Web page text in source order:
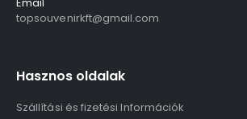
Email
topsouvenirkft@gmail.com
Hasznos oldalak
Szállítási és fizetési Információk